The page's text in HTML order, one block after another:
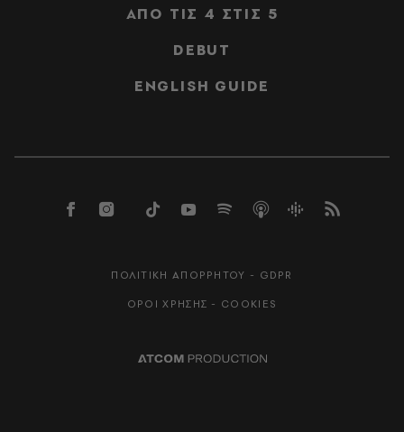
ΑΠΟ ΤΙΣ 4 ΣΤΙΣ 5
DEBUT
ENGLISH GUIDE
ΠΟΛΙΤΙΚΗ ΑΠΟΡΡΗΤΟΥ - GDPR
ΟΡΟΙ ΧΡΗΣΗΣ - COOKIES